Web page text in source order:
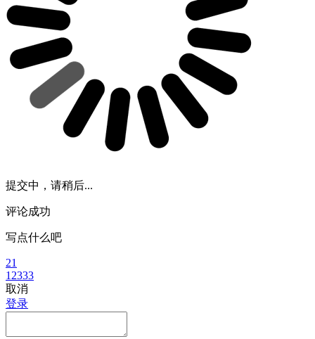
提交中，请稍后...
评论成功
写点什么吧
21
12333
取消
登录